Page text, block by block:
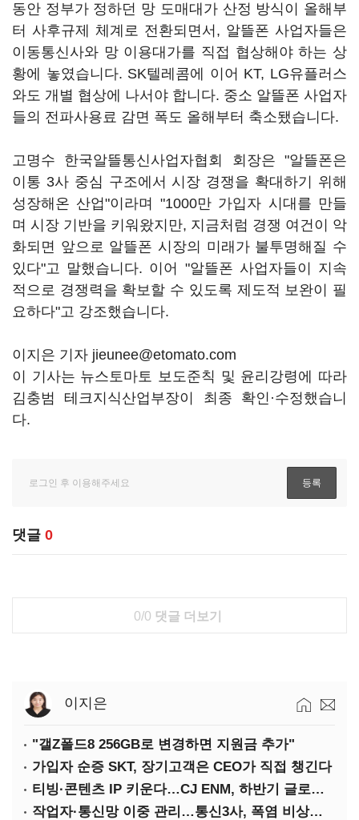
동안 정부가 정하던 망 도매대가 산정 방식이 올해부
터 사후규제 체계로 전환되면서, 알뜰폰 사업자들은
이동통신사와 망 이용대가를 직접 협상해야 하는 상
황에 놓였습니다. SK텔레콤에 이어 KT, LG유플러스
와도 개별 협상에 나서야 합니다. 중소 알뜰폰 사업자
들의 전파사용료 감면 폭도 올해부터 축소됐습니다.
고명수 한국알뜰통신사업자협회 회장은 "알뜰폰은
이통 3사 중심 구조에서 시장 경쟁을 확대하기 위해
성장해온 산업"이라며 "1000만 가입자 시대를 만들
며 시장 기반을 키워왔지만, 지금처럼 경쟁 여건이 악
화되면 앞으로 알뜰폰 시장의 미래가 불투명해질 수
있다"고 말했습니다. 이어 "알뜰폰 사업자들이 지속
적으로 경쟁력을 확보할 수 있도록 제도적 보완이 필
요하다"고 강조했습니다.
이지은 기자 jieunee@etomato.com
이 기사는 뉴스토마토 보도준칙 및 윤리강령에 따라
김충범 테크지식산업부장이 최종 확인·수정했습니
다.
댓글 0
0/0 댓글 더보기
이지은
"갤Z폴드8 256GB로 변경하면 지원금 추가"
가입자 순증 SKT, 장기고객은 CEO가 직접 챙긴다
티빙·콘텐츠 IP 키운다…CJ ENM, 하반기 글로벌 확장 가속
작업자·통신망 이중 관리…통신3사, 폭염 비상대응 돌입